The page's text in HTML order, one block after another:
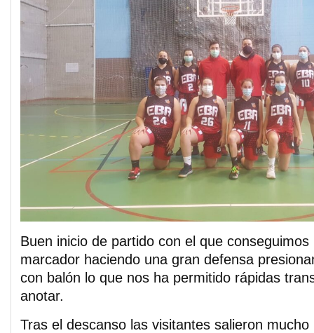
Buen inicio de partido con el que
marcador haciendo una gran defensa
con balón lo que nos ha permitido rápidas
anotar.
Tras el descanso las visitantes salieron